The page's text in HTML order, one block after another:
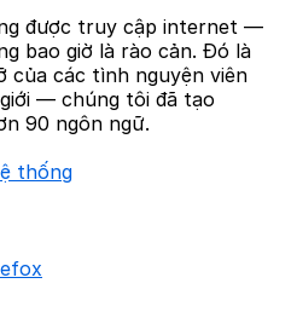
được truy cập internet —
bao giờ là rào cản. Đó là
của các tình nguyện viên
— chúng tôi đã tạo
90 ngôn ngữ.
thống